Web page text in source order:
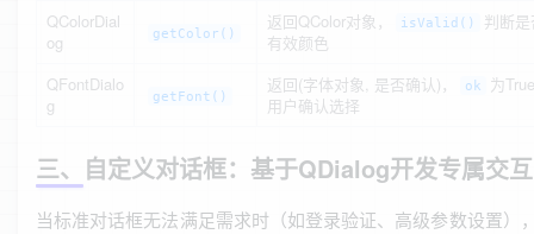
QColorDial
og
getColor()
返回QColor对象， isValid()
判断
有效颜色
QFontDialo
g
getFont()
返回(字体对象, 是否确认)， ok
为
用户确认选择
三、自定义对话框：基于QDialog开发专属交
当标准对话框无法满足需求时（如登录验证、高级参数设置）